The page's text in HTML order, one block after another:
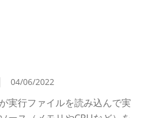
04/06/2022
実行ファイルを読み込んで実